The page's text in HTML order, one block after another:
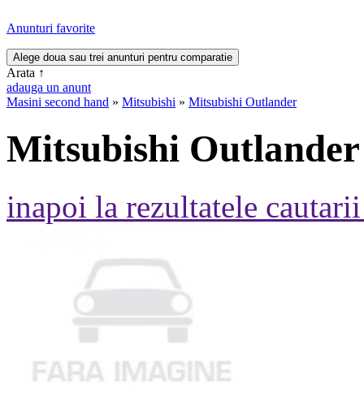
Anunturi favorite
Arata ↑
adauga un anunt
Masini second hand » Mitsubishi » Mitsubishi Outlander
Mitsubishi Outlander
inapoi la rezultatele